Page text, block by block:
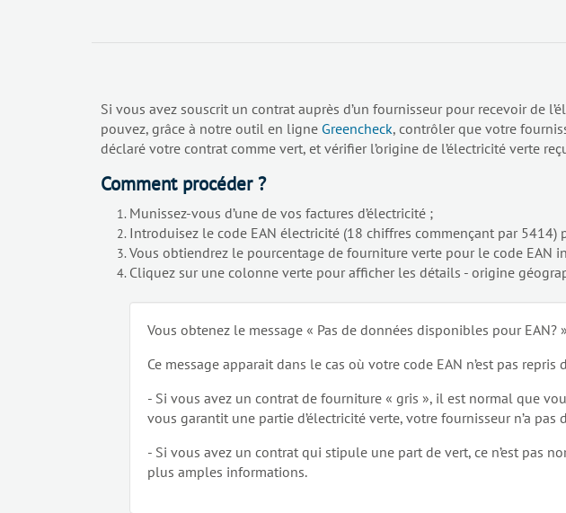
Si vous avez souscrit un contrat auprès d’un fournisseur pour recevoir de
pouvez, grâce à notre outil en ligne Greencheck, contrôler que votre
déclaré votre contrat comme vert, et vérifier l’origine de l’électricité verte
Comment procéder ?
Munissez-vous d’une de vos factures d’électricité ;
Introduisez le code EAN électricité (18 chiffres commençant par
Vous obtiendrez le pourcentage de fourniture verte pour le code EAN
Cliquez sur une colonne verte pour afficher les détails - origine
Vous obtenez le message « Pas de données disponibles pour EAN? »
Ce message apparait dans le cas où votre code EAN n’est pas
- Si vous avez un contrat de fourniture « gris », il est normal que
vous garantit une partie d’électricité verte, votre fournisseur n’a
- Si vous avez un contrat qui stipule une part de vert, ce n’est pas
plus amples informations.